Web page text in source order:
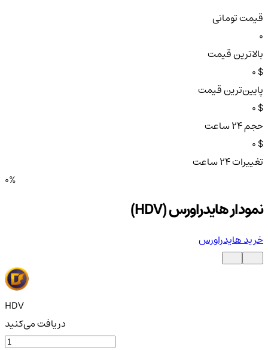
قیمت تومانی
بالاترین قیمت
$ 0
پایین‌ترین قیمت
$ 0
حجم ۲۴ ساعت
$ 0
تغییرات ۲۴ ساعت
0%
نمودار هایدراورس (HDV)
خرید هایدراورس
HDV
دریافت می‌کنید